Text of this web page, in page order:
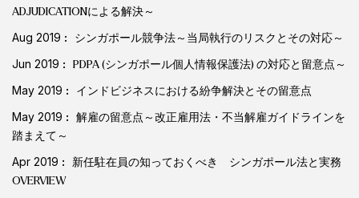
ADJUDICATIONによる解決～
Aug 2019 シンガポール競争法～当局執行のリスクとその対応～
Jun 2019 PDPA (シンガポール個人情報保護法) の対応と留意点～
May 2019 インドビジネスにおける紛争解決とその留意点
May 2019
解雇の留意点～改正雇用法・不当解雇ガイドラインを
踏まえて～
Apr 2019
新任駐在員の知っておくべき シンガポール法と実務
OVERVIEW